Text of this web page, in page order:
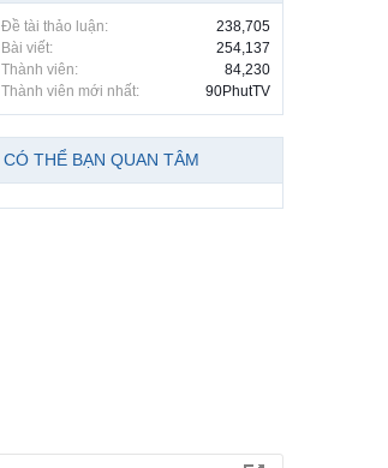
Đề tài thảo luận:
238,705
Bài viết:
254,137
Thành viên:
84,230
Thành viên mới nhất:
90PhutTV
CÓ THỂ BẠN QUAN TÂM